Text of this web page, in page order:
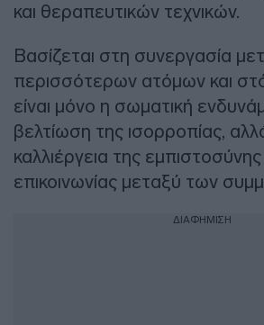
και θεραπευτικών τεχνικών.
Βασίζεται στη συνεργασία
περισσότερων ατόμων και
είναι μόνο η σωματική
βελτίωση της ισορροπίας,
καλλιέργεια της εμπιστοσύνης
επικοινωνίας μεταξύ των
ΔΙΑΦΗΜΙΣΗ